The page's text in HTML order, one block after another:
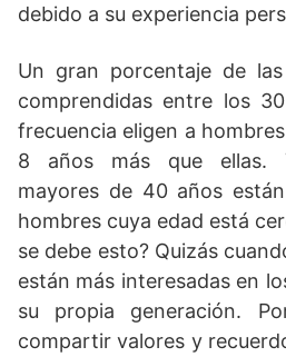
debido a su experiencia
Un gran porcentaje de
comprendidas entre los
frecuencia eligen a
8 años más que ellas.
mayores de 40 años
hombres cuya edad está
se debe esto? Quizás
están más interesadas en
su propia generación.
compartir valores y